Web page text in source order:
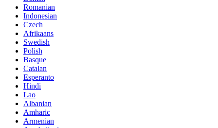
Romanian
Indonesian
Czech
Afrikaans
Swedish
Polish
Basque
Catalan
Esperanto
Hindi
Lao
Albanian
Amharic
Armenian